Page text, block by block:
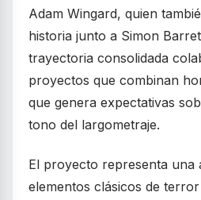
Adam Wingard, quien
historia junto a Simon
trayectoria consolidada
proyectos que combinan
que genera expectativas
tono del largometraje.
El proyecto representa una
elementos clásicos de